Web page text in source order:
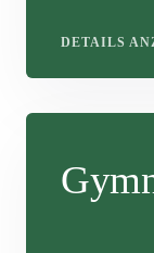
DETAILS